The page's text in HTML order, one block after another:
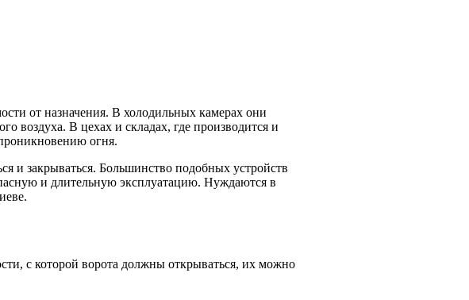
от назначения. В холодильных камерах они
воздуха. В цехах и складах, где производится и
огня.
и закрываться. Большинство подобных устройств
и длительную эксплуатацию. Нуждаются в
с которой ворота должны открываться, их можно